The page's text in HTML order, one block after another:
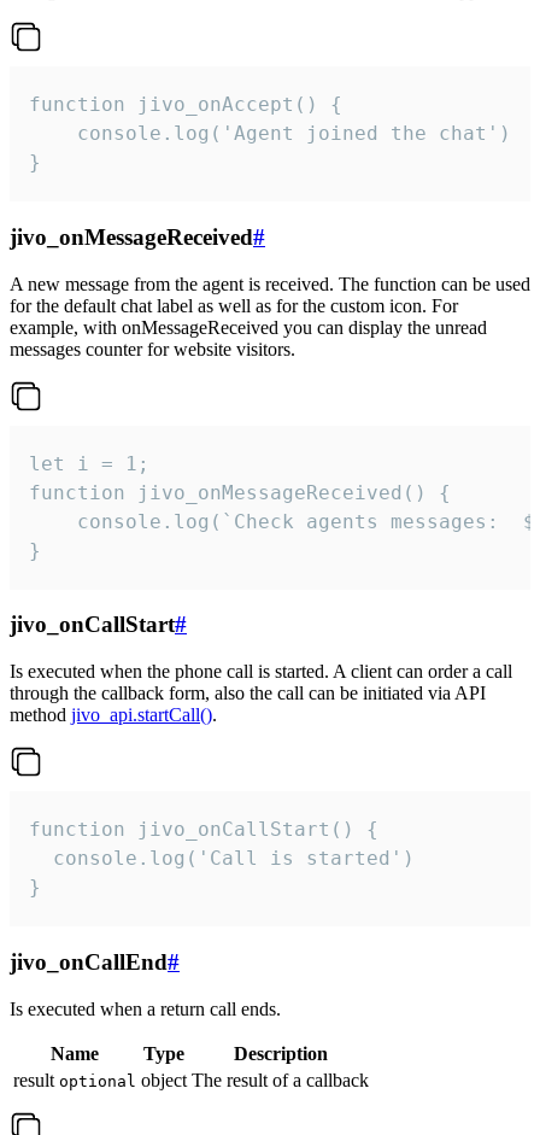
function jivo_onAccept() {
}
jivo_onMessageReceived#
A new message from the agent is received. The function can be used
for the default chat label as well as for the custom icon. For
example, with onMessageReceived you can display the unread
messages counter for website visitors.
let i = 1;
function jivo_onMessageReceived() {
}
jivo_onCallStart#
Is executed when the phone call is started. A client can order a call
through the callback form, also the call can be initiated via API
method jivo_api.startCall().
function jivo_onCallStart() {
  console.log('Call is started')
}
jivo_onCallEnd#
Is executed when a return call ends.
Name Type
Description
result optional object The result of a callback